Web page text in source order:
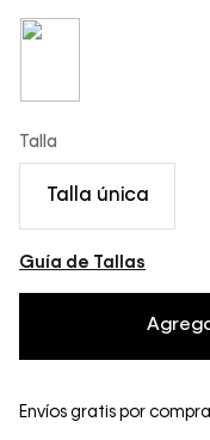
Talla
Talla única
Guía de Tallas
Envíos gratis por